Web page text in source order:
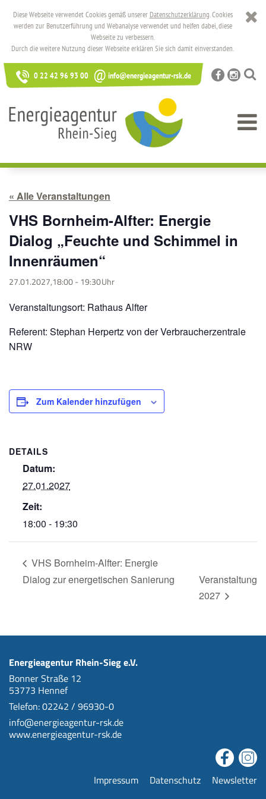
0 22 42 96 93 00 @ info@energieagentur-rsk.de
« Alle Veranstaltungen
VHS Bornheim-Alfter: Energie
Dialog „Feuchte und Schimmel in
Innenräumen“
27.01.2027,18:00- 19:30
Veranstaltungsort: Rathaus Alfter
Referent: Stephan Herpertz von der Verbraucherzentrale
NRW
Zum Kalender hinzufügen
DETAILS
Datum:
27.01.2027
Zeit:
18:00 - 19:30
VHS Bornheim-Alfter: Energie
Dialog zur energetischen Sanierung
Veranstaltung
2027
Energieagentur Rhein-Sieg e.V.
Bonner Straße 12
53773 Hennef
Telefon: 02242 / 96930-0
info@energieagentur-rsk.de
www.energieagentur-rsk.de
Impressum Datenschutz Newsletter
Diese Webseite verwendet Cookies gemäß unserer Datenschutzerklärung. Cookies
werden zur Benutzerführung und Webanalyse verwendet und helfen dabei, diese
Webseite zu verbessern.
Durch die weitere Nutzung dieser Webseite erklären Sie sich damit einverstanden.